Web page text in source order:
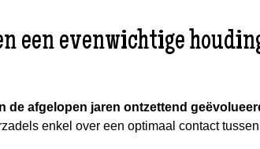
een evenwichtige
de afgelopen jaren ontzettend
enkel over een optimaal contact